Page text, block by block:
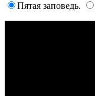
Пятая заповедь.